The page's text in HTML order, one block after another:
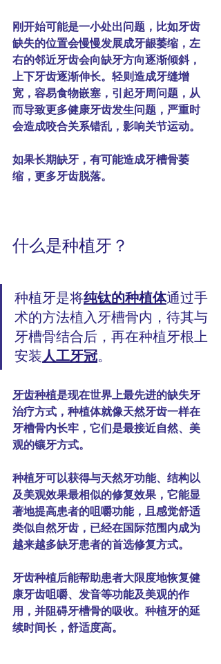
刚开始可能是一小处出问题，比如牙齿
缺失的位置会慢慢发展成牙龈萎缩，左
右的邻近牙齿会向缺牙方向逐渐倾斜，
上下牙齿逐渐伸长。轻则造成牙缝增
宽，容易食物嵌塞，引起牙周问题，从
而导致更多健康牙齿发生问题，严重时
会造成咬合关系错乱，影响关节运动。
如果长期缺牙，有可能造成牙槽骨萎
缩，更多牙齿脱落。
什么是种植牙？
种植牙是将纯钛的种植体通过手
术的方法植入牙槽骨内，待其与
牙槽骨结合后，再在种植牙根上
安装人工牙冠。
牙齿种植是现在世界上最先进的缺失牙
治疗方式，种植体就像天然牙齿一样在
牙槽骨内长牢，它们是最接近自然、美
观的镶牙方式。
种植牙可以获得与天然牙功能、结构以
及美观效果最相似的修复效果，它能显
著地提高患者的咀嚼功能，且感觉舒适
类似自然牙齿，已经在国际范围内成为
越来越多缺牙患者的首选修复方式。
牙齿种植后能帮助患者大限度地恢复健
康牙齿咀嚼、发音等功能及美观的作
用，并阻碍牙槽骨的吸收。种植牙的延
续时间长，舒适度高。